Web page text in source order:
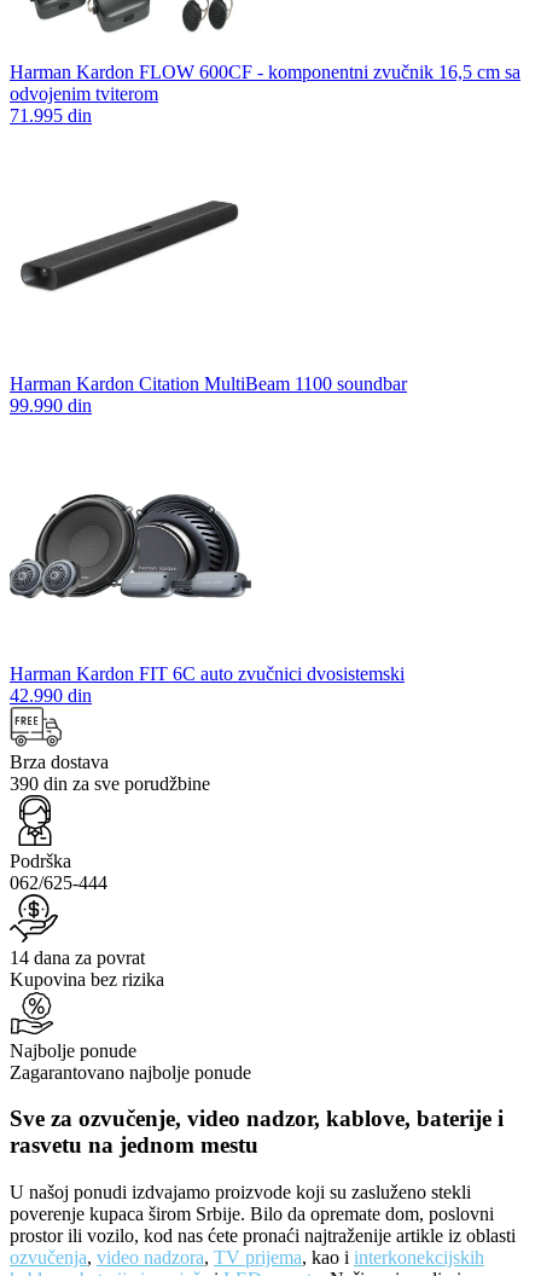
Harman Kardon FLOW 600CF - komponentni zvučnik 16,5 cm sa
odvojenim tviterom
71.995 din
Harman Kardon Citation MultiBeam 1100 soundbar
99.990 din
Harman Kardon FIT 6C auto zvučnici dvosistemski
42.990 din
Brza dostava
390 din za sve porudžbine
Podrška
062/625-444
14 dana za povrat
Kupovina bez rizika
Najbolje ponude
Zagarantovano najbolje ponude
Sve za ozvučenje, video nadzor, kablove, baterije i
rasvetu na jednom mestu
U našoj ponudi izdvajamo proizvode koji su zasluženo stekli
poverenje kupaca širom Srbije. Bilo da opremate dom, poslovni
prostor ili vozilo, kod nas ćete pronaći najtraženije artikle iz oblasti
ozvučenja, video nadzora, TV prijema, kao i interkonekcijskih